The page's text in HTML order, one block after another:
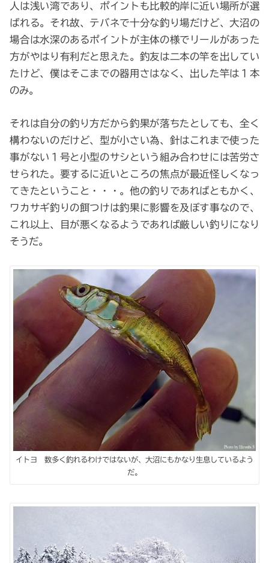
人は浅い湾であり、ポイントも比較的岸に近い場所が選
ばれる。それ故、テバネで十分な釣り場だけど、大沼の
場合は水深のあるポイントが主体の様でリールがあった
方がやはり有利だと思えた。釣友は二本の竿を出してい
たけど、僕はそこまでの器用さはなく、出した竿は１本
のみ。
それは自分の釣り方だから釣果が落ちたとしても、全く
構わないのだけど、型が小さい為、針はこれまで使った
事がない１号と小型のサシという組み合わせには苦労さ
せられた。要するに近いところの焦点が最近怪しくなっ
てきたということ・・・。他の釣りであればともかく、
ワカサギ釣りの餌つけは釣果に影響を及ぼす事なので、
これ以上、目が悪くなるようであれば厳しい釣りになり
そうだ。
イトヨ 数多く釣れるわけではないが、大沼にもかなり生息しているよう
だ。